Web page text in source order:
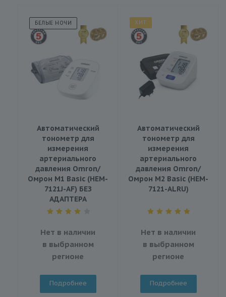
БЕЛЫЕ НОЧИ
Автоматический
тонометр для
измерения
артериального
давления Omron/
Омрон M1 Basic (HEM-
7121J-AF) БЕЗ
АДАПТЕРА
Нет в наличии
в выбранном
регионе
Подробнее
ХИТ
Автоматический
тонометр для
измерения
артериального
давления Omron/
Омрон M2 Basic (HEM-
7121-ALRU)
Нет в наличии
в выбранном
регионе
Подробнее